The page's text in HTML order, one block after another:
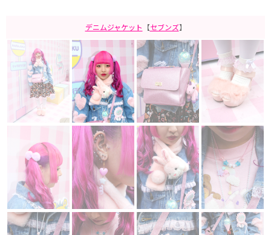
デニムジャケット 【セブンズ】